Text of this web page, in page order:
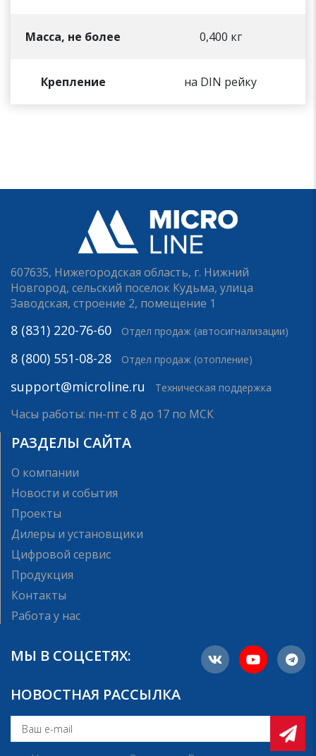
Масса, не более 0,400 кг
Крепление на DIN рейку
607635, Нижегородская область, г. Нижний
Новгород, сельский поселок Кудьма, улица
Заводская, строение 2, помещение 1
8 (831) 220-76-60 Отдел продаж (автосигнализации)
8 (800) 551-08-28 Отдел продаж (отопление)
support@microline.ru Техническая поддержка
Часы работы: пн-пт с 8 до 17 по МСК
РАЗДЕЛЫ САЙТА
О компании
Новости и события
Проекты
Дилеры и установщики
Цифровой сервис
Продукция
Контакты
Работа у нас
МЫ В СОЦСЕТЯХ:
НОВОСТНАЯ РАССЫЛКА